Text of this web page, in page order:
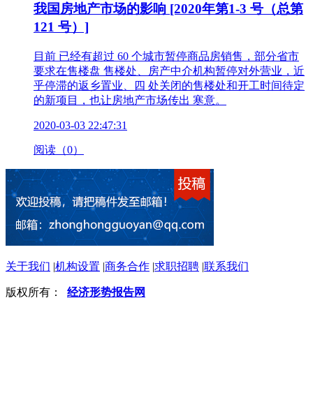
我国房地产市场的影响 [2020年第1-3 号（总第
121 号）]
目前 已经有超过 60 个城市暂停商品房销售，部分省市
要求在售楼盘 售楼处、房产中介机构暂停对外营业，近
乎停滞的返乡置业、四 处关闭的售楼处和开工时间待定
的新项目，也让房地产市场传出 寒意。
2020-03-03 22:47:31
阅读（0）
关于我们 |机构设置 |商务合作 |求职招聘 |联系我们
版权所有： 经济形势报告网